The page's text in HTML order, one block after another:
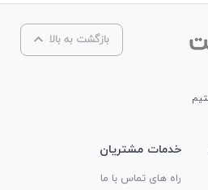
بازگشت به بالا
خدمات مشتریان
راه های تماس با ما